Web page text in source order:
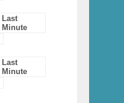
Last
Minute
Last
Minute